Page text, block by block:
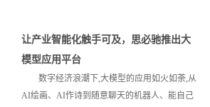
让产业智能化触手可及，思必驰推出大
模型应用平台
数字经济浪潮下,大模型的应用如火如荼,从
AI绘画、AI作诗到随意聊天的机器人、能自己